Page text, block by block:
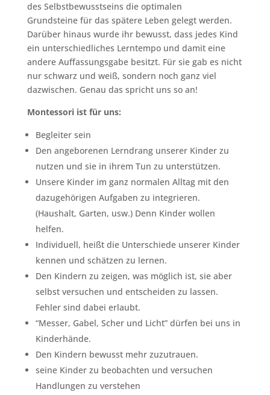
des Selbstbewusstseins die optimalen
Grundsteine für das spätere Leben gelegt werden.
Darüber hinaus wurde ihr bewusst, dass jedes Kind
ein unterschiedliches Lerntempo und damit eine
andere Auffassungsgabe besitzt. Für sie gab es nicht
nur schwarz und weiß, sondern noch ganz viel
dazwischen. Genau das spricht uns so an!
Montessori ist für uns:
Begleiter sein
Den angeborenen Lerndrang unserer Kinder zu
nutzen und sie in ihrem Tun zu unterstützen.
Unsere Kinder im ganz normalen Alltag mit den
dazugehörigen Aufgaben zu integrieren.
(Haushalt, Garten, usw.) Denn Kinder wollen
helfen.
Individuell, heißt die Unterschiede unserer Kinder
kennen und schätzen zu lernen.
Den Kindern zu zeigen, was möglich ist, sie aber
selbst versuchen und entscheiden zu lassen.
Fehler sind dabei erlaubt.
“Messer, Gabel, Scher und Licht” dürfen bei uns in
Kinderhände.
Den Kindern bewusst mehr zuzutrauen.
seine Kinder zu beobachten und versuchen
Handlungen zu verstehen